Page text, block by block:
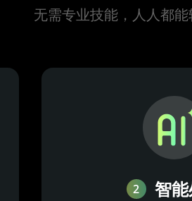
无需专业技能，人人都
2 智